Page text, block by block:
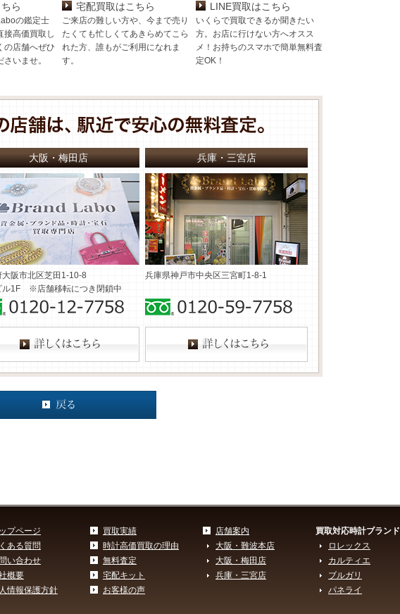
ら
の鑑定士
接高価買取し
の店舗へぜひ
いませ。
宅配買取はこちら
ご来店の難しい方や、今まで売り
たくても忙しくてあきらめてこら
れた方、誰もがご利用になれま
す。
LINE買取はこちら
いくらで買取できるか聞きたい
方。お店に行けない方へオスス
メ！お持ちのスマホで簡単無料査
定OK！
大阪・梅田店
大阪市北区芝田1-10-8
ル1F ※店舗移転につき閉鎖中
兵庫・三宮店
兵庫県神戸市中央区三宮町1-8-1
プページ
ある質問
い合わせ
概要
情報保護方針
買取実績
時計高価買取の理由
無料査定
宅配キット
お客様の声
店舗案内
大阪・難波本店
大阪・梅田店
兵庫・三宮店
買取対応時計ブランド
ロレックス
カルティエ
ブルガリ
パネライ